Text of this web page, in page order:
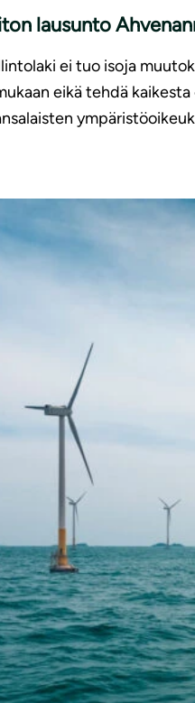
lausunto
ei tuo isoja
eikä tehdä